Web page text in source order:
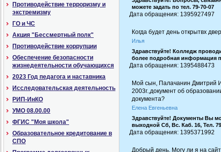
Противодействие терроризму и
экстремизму
ГО и ЧС
Акция "Бессмертный полк"
Противодействие коррупции
Обеспечение безопасности
жизнедеятельности обучающихся
2023 Год педагога и наставника
Исследовательская деятельность
РИП-ИнКО
УМО 08.00.00
ФГИС "Моя школа"
Образовательное кредитование в
СПО
можете задать по тел. 79-70-07
Дата обращения: 1395927497
Когда будет день открытвх
Илья
Здравствуйте! Колледж
более подробная информация
Дата обращения: 1395488473
Мой сын, Палачанин Дмитрий
2003г.,документ об
документа?
Елена Евгеньевна
Здравствуйте! Документы Вы
выходной Сб, Вс. Каб. 16, Тел.
Дата обращения: 1395371992
Добрый день. Могу ли я на